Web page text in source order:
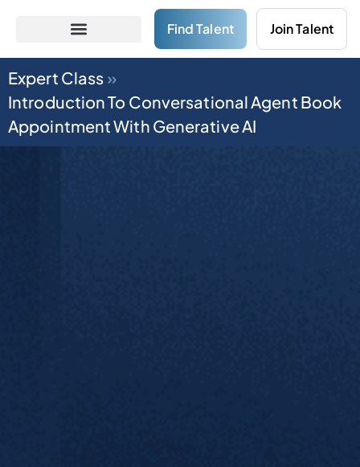
Find Talent Join Talent
Expert Class »
Introduction To Conversational Agent Book
Appointment With Generative AI